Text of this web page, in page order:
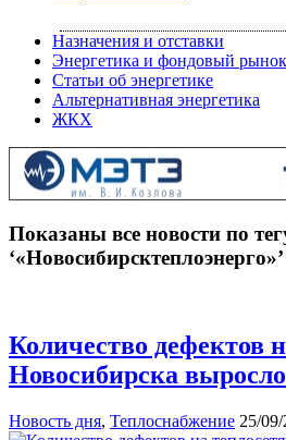
Назначения и отставки
Энергетика и фондовый рынок
Статьи об энергетике
Альтернативная энергетика
ЖКХ
Показаны все новости по
‘«Новосибирсктеплоэнерго»’
Количество дефектов
Новосибирска
Новость дня, Теплоснабжение 25/